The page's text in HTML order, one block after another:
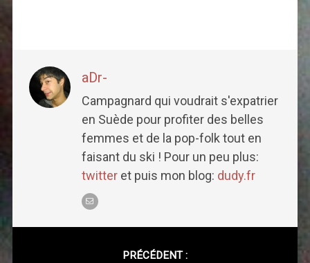
aDr-
Campagnard qui voudrait s'expatrier
en Suède pour profiter des belles
femmes et de la pop-folk tout en
faisant du ski ! Pour un peu plus:
twitteret puis mon blog: dudy.fr
PRÉCÉDENT :